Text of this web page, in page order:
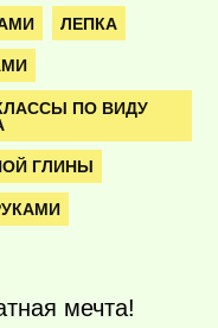
ЛЕПКА
ПО ВИДУ
ГЛИНЫ
мечта!